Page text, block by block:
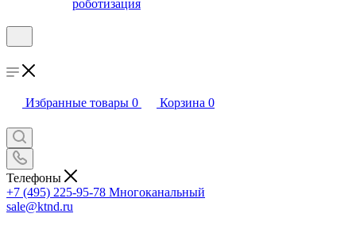
роботизация
Избранные товары 0 Корзина 0
Телефоны
+7 (495) 225-95-78 Многоканальный
sale@ktnd.ru